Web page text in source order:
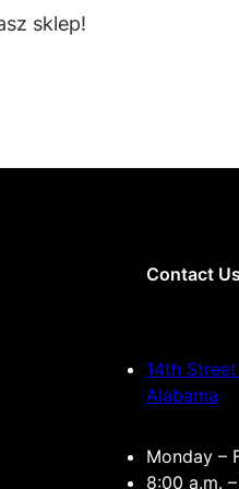
sklep!
Contact Us
14th
Alabama
Monday –
8:00 a.m.